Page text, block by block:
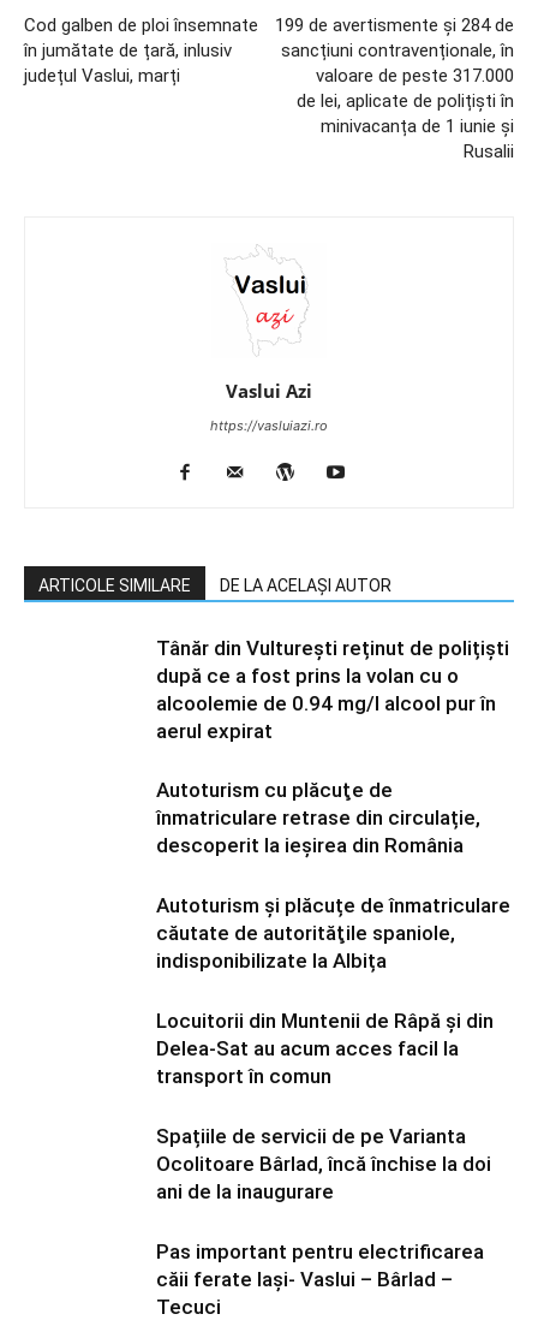
Cod galben de ploi însemnate
în jumătate de țară, inlusiv
județul Vaslui, marți
199 de avertismente și 284 de
sancțiuni contravenționale, în
valoare de peste 317.000
de lei, aplicate de polițiști în
minivacanța de 1 iunie și
Rusalii
Vaslui Azi
https://vasluiazi.ro
ARTICOLE SIMILARE DE LA ACELAȘI AUTOR
Tânăr din Vulturești reținut de polițiști
după ce a fost prins la volan cu o
alcoolemie de 0.94 mg/l alcool pur în
aerul expirat
Autoturism cu plăcuţe de
înmatriculare retrase din circulație,
descoperit la ieșirea din România
Autoturism și plăcuțe de înmatriculare
căutate de autorităţile spaniole,
indisponibilizate la Albița
Locuitorii din Muntenii de Râpă și din
Delea-Sat au acum acces facil la
transport în comun
Spațiile de servicii de pe Varianta
Ocolitoare Bârlad, încă închise la doi
ani de la inaugurare
Pas important pentru electrificarea
căii ferate Iași- Vaslui – Bârlad –
Tecuci